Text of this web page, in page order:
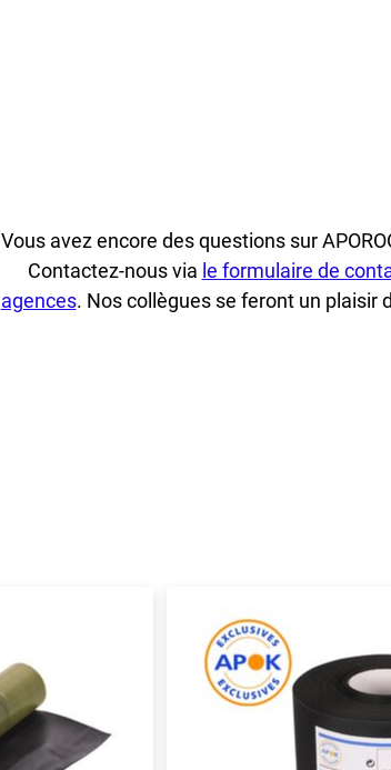
Vous avez encore des questions sur
Contactez-nous via le formulaire de
agences. Nos collègues se feront un plaisir